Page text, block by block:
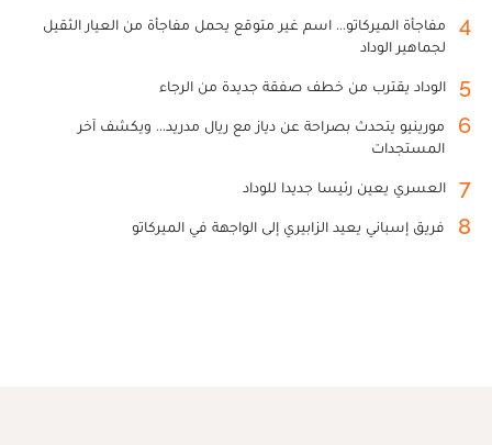
4
مفاجأة الميركاتو... اسم غير متوقع يحمل مفاجأة من العيار الثقيل
لجماهير الوداد
5 الوداد يقترب من خطف صفقة جديدة من الرجاء
6
مورينيو يتحدث بصراحة عن دياز مع ريال مدريد... ويكشف آخر
المستجدات
7 العسري يعين رئيسا جديدا للوداد
8 فريق إسباني يعيد الزابيري إلى الواجهة في الميركاتو